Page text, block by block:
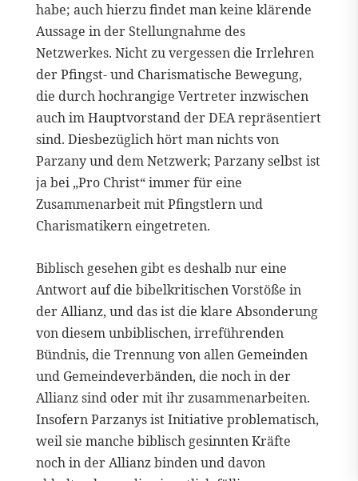
habe; auch hierzu findet man keine klärende
Aussage in der Stellungnahme des
Netzwerkes. Nicht zu vergessen die Irrlehren
der Pfingst- und Charismatische Bewegung,
die durch hochrangige Vertreter inzwischen
auch im Hauptvorstand der DEA repräsentiert
sind. Diesbezüglich hört man nichts von
Parzany und dem Netzwerk; Parzany selbst ist
ja bei „Pro Christ“ immer für eine
Zusammenarbeit mit Pfingstlern und
Charismatikern eingetreten.
Biblisch gesehen gibt es deshalb nur eine
Antwort auf die bibelkritischen Vorstöße in
der Allianz, und das ist die klare Absonderung
von diesem unbiblischen, irreführenden
Bündnis, die Trennung von allen Gemeinden
und Gemeindeverbänden, die noch in der
Allianz sind oder mit ihr zusammenarbeiten.
Insofern Parzanys ist Initiative problematisch,
weil sie manche biblisch gesinnten Kräfte
noch in der Allianz binden und davon